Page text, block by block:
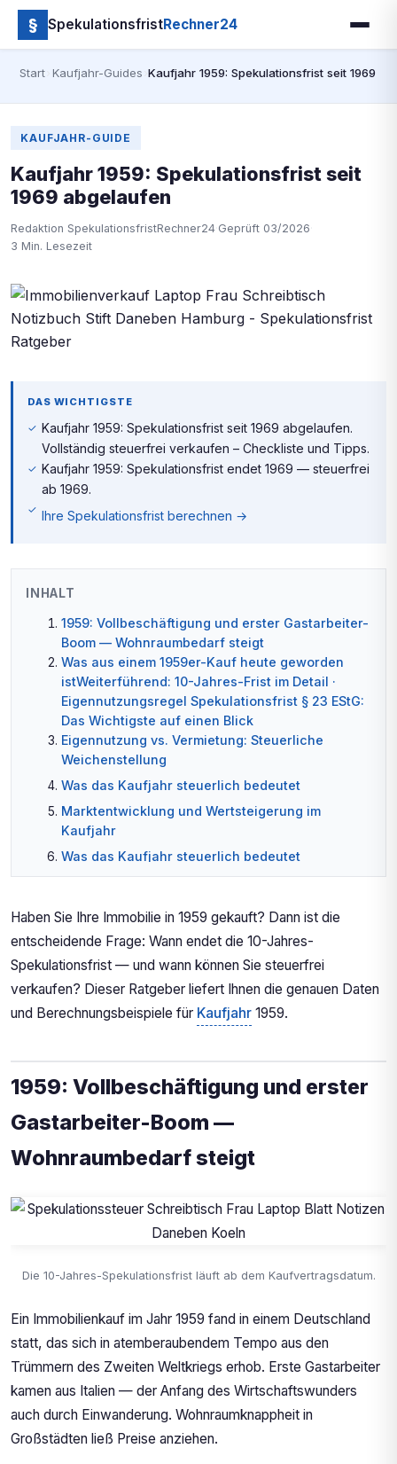
§ SpekulationsfristRechner24
Start Kaufjahr-Guides ›Kaufjahr 1959: Spekulationsfrist seit 1969
KAUFJAHR-GUIDE
Kaufjahr 1959: Spekulationsfrist seit
1969 abgelaufen
Redaktion SpekulationsfristRechner24 Geprüft 03/2026
3 Min. Lesezeit
DAS WICHTIGSTE
Kaufjahr 1959: Spekulationsfrist seit 1969 abgelaufen.
Vollständig steuerfrei verkaufen – Checkliste und Tipps.
Kaufjahr 1959: Spekulationsfrist endet 1969 — steuerfrei
ab 1969.
Ihre Spekulationsfrist berechnen →
INHALT
1959: Vollbeschäftigung und erster Gastarbeiter-
Boom — Wohnraumbedarf steigt
Was aus einem 1959er-Kauf heute geworden
istWeiterführend: 10-Jahres-Frist im Detail ·
Eigennutzungsregel Spekulationsfrist § 23 EStG:
Das Wichtigste auf einen Blick
Eigennutzung vs. Vermietung: Steuerliche
Weichenstellung
Was das Kaufjahr steuerlich bedeutet
Marktentwicklung und Wertsteigerung im
Kaufjahr
Was das Kaufjahr steuerlich bedeutet
Zusammenfassung: Spekulationssteuer für
Haben Sie Ihre Immobilie in 1959 gekauft? Dann ist die
entscheidende Frage: Wann endet die 10-Jahres-
Spekulationsfrist — und wann können Sie steuerfrei
verkaufen? Dieser Ratgeber liefert Ihnen die genauen Daten
und Berechnungsbeispiele für Kaufjahr 1959.
1959: Vollbeschäftigung und erster
Gastarbeiter-Boom —
Wohnraumbedarf steigt
Die 10-Jahres-Spekulationsfrist läuft ab dem Kaufvertragsdatum.
Ein Immobilienkauf im Jahr 1959 fand in einem Deutschland
statt, das sich in atemberaubendem Tempo aus den
Trümmern des Zweiten Weltkriegs erhob. Erste Gastarbeiter
kamen aus Italien — der Anfang des Wirtschaftswunders
auch durch Einwanderung. Wohnraumknappheit in
Großstädten ließ Preise anziehen.